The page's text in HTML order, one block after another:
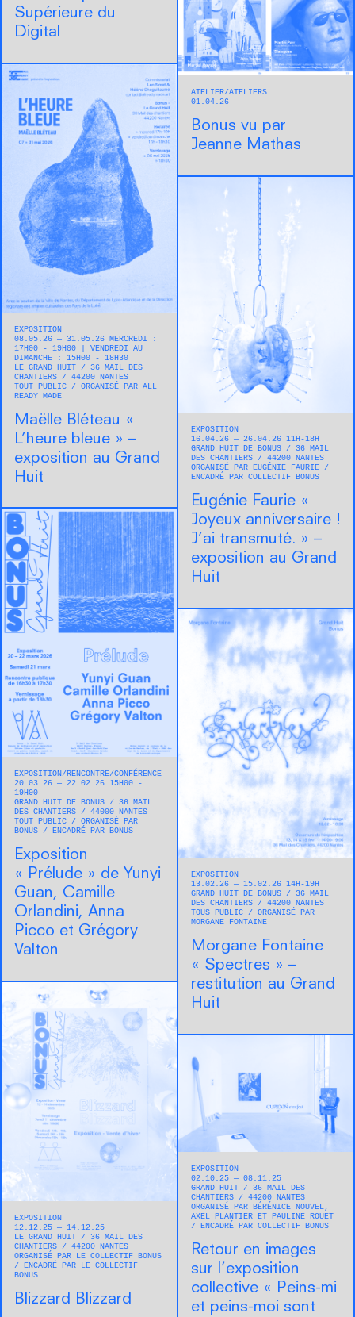
Supérieure du
Digital
ATELIER ATELIERS
01.04.26
Bonus vu par
Jeanne Mathas
EXPOSITION
08.05.26 — 31.05.26 MERCREDI :
17H00 - 19H00 | VENDREDI AU
DIMANCHE : 15H00 - 18H30
LE GRAND HUIT
36 MAIL DES
CHANTIERS
44200 NANTES
TOUT PUBLIC
ORGANISÉ PAR ALL
READY MADE
Maëlle Bléteau « ​
L’heure bleue » –
exposition au Grand
Huit
EXPOSITION
16.04.26 — 26.04.26 11H-18H
GRAND HUIT DE BONUS
36 MAIL
DES CHANTIERS
44200 NANTES
ORGANISÉ PAR EUGÉNIE FAURIE
ENCADRÉ PAR COLLECTIF BONUS
Eugénie Faurie « ​
Joyeux anniversaire !
J’ai transmuté. » –
exposition au Grand
Huit
EXPOSITION
RENCONTRE/CONFÉRENCE
20.03.26 — 22.02.26 15H00 -
19H00
GRAND HUIT DE BONUS
36 MAIL
DES CHANTIERS
44000 NANTES
TOUT PUBLIC
ORGANISÉ PAR
BONUS
ENCADRÉ PAR BONUS
Exposition
« Prélude » de Yunyi
Guan, Camille
Orlandini, Anna
Picco et Grégory
Valton
EXPOSITION
13.02.26 — 15.02.26 14H-19H
GRAND HUIT DE BONUS
36 MAIL
DES CHANTIERS
44200 NANTES
TOUS PUBLIC
ORGANISÉ PAR
MORGANE FONTAINE
Morgane Fontaine
« Spectres » –
restitution au Grand
Huit
EXPOSITION
12.12.25 — 14.12.25
LE GRAND HUIT
36 MAIL DES
CHANTIERS
44200 NANTES
ORGANISÉ PAR LE COLLECTIF BONUS
ENCADRÉ PAR LE COLLECTIF
BONUS
Blizzard Blizzard
EXPOSITION
02.10.25 — 08.11.25
GRAND HUIT
36 MAIL DES
CHANTIERS
44200 NANTES
ORGANISÉ PAR BÉRÉNICE NOUVEL,
AXEL PLANTIER ET PAULINE ROUET
ENCADRÉ PAR COLLECTIF BONUS
Retour en images
sur l’exposition
collective « Peins-mi
et peins-moi sont